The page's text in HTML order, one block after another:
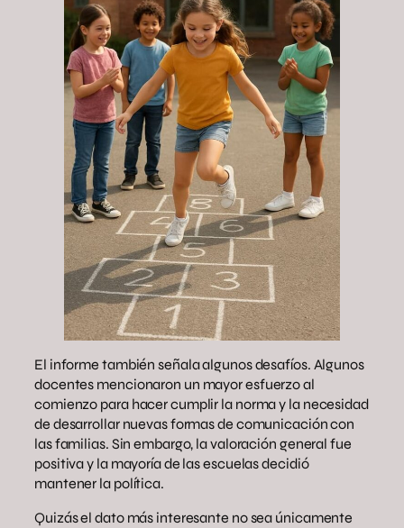
El informe también señala algunos desafíos. Algunos
docentes mencionaron un mayor esfuerzo al
comienzo para hacer cumplir la norma y la necesidad
de desarrollar nuevas formas de comunicación con
las familias. Sin embargo, la valoración general fue
positiva y la mayoría de las escuelas decidió
mantener la política.
Quizás el dato más interesante no sea únicamente